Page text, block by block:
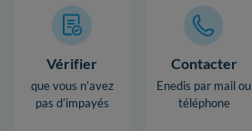
Vérifier
que vous n’avez
pas d’impayés
Contacter
Enedis par mail ou
téléphone